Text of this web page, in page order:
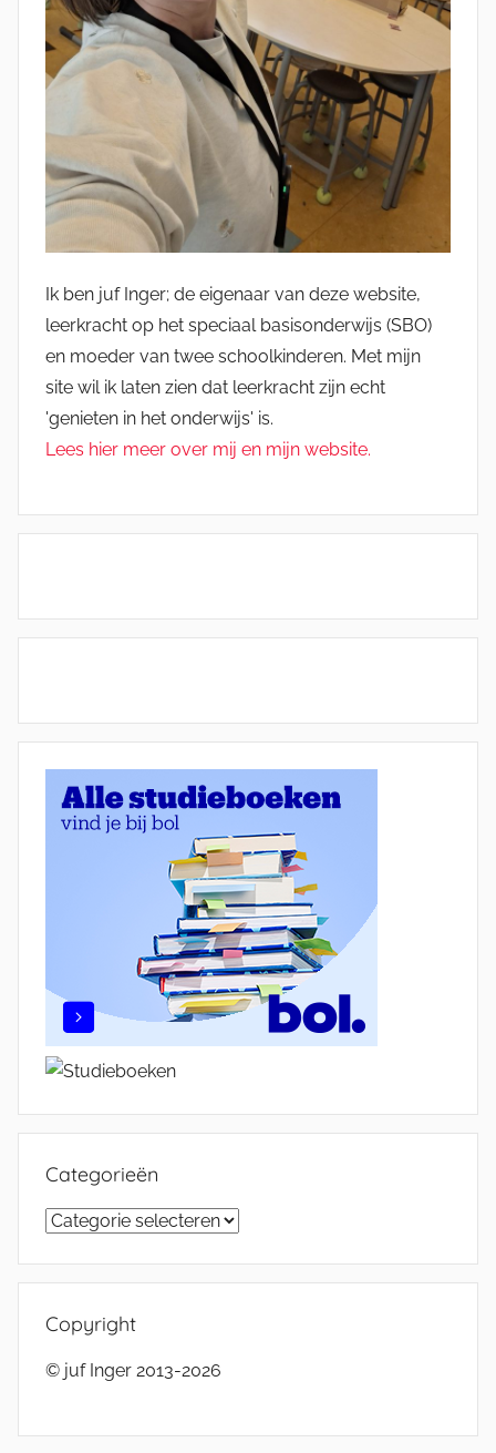
Ik ben juf Inger; de eigenaar van deze website,
leerkracht op het speciaal basisonderwijs (SBO)
en moeder van twee schoolkinderen. Met mijn
site wil ik laten zien dat leerkracht zijn echt
'genieten in het onderwijs' is.
Lees hier meer over mij en mijn website.
Categorieën
Categorieën
Copyright
© juf Inger 2013-2026